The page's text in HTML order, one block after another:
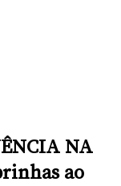
NA
ao